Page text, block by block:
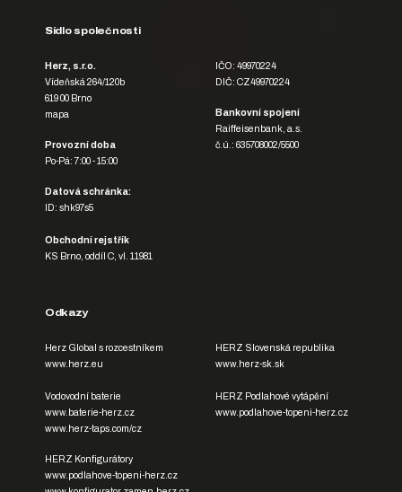
Sídlo společnosti
Herz, s.r.o.
Vídeňská 264/120b
619 00 Brno
mapa
Provozní doba
Po-Pá: 7:00 - 15:00
IČO: 49970224
DIČ: CZ49970224
Bankovní spojení
Raiffeisenbank, a.s.
č.ú.: 635708002/5500
Datová schránka:
ID: shk97s5
Obchodní rejstřík
KS Brno, oddíl C, vl. 11981
Odkazy
Herz Global s rozcestníkem
www.herz.eu
Vodovodní baterie
www.baterie-herz.cz
www.herz-taps.com/cz
HERZ Slovenská republika
www.herz-sk.sk
HERZ Podlahové vytápění
www.podlahove-topeni-herz.cz
HERZ Konfigurátory
www.podlahove-topeni-herz.cz